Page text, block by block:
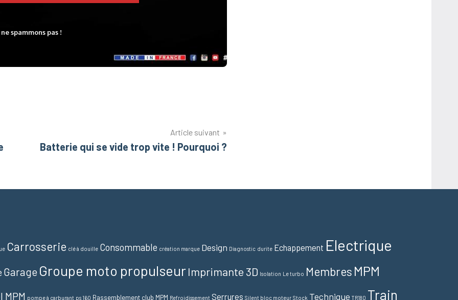
spammons pas !
Article suivant
Batterie qui se vide trop vite ! Pourquoi ?
Carrosserie clé à douille Consommable création marque Design Diagnostic durite Echappement Electrique
Garage Groupe moto propulseurImprimante 3D Isolation Le turbo Membres MPM
pompe à carburant ps 160 Rassemblement club MPM Refroidissement Serrures Silent bloc moteur Stock Technique TR180 Train